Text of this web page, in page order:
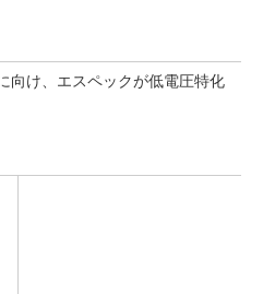
向け、エスペックが低電圧特化